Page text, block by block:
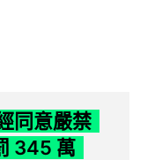
同意嚴禁
345 萬